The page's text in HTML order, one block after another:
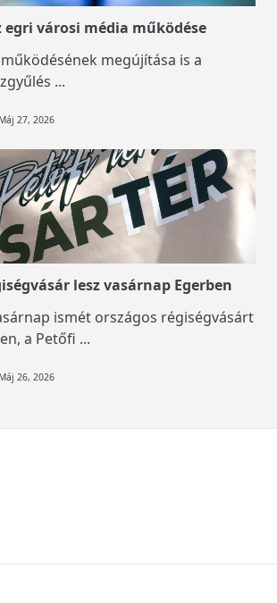
városi média működése
megújítása is a
...
Máj 27, 2026
lesz vasárnap Egerben
ismét országos régiségvásárt
a Petőfi ...
Máj 26, 2026